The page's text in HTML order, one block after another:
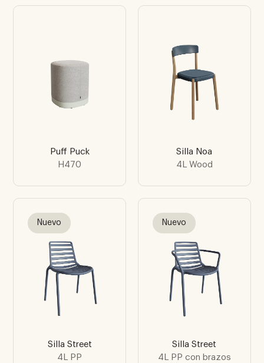
Puff Puck
H470
Silla Noa
4L Wood
Nuevo
Silla Street
4L PP
Nuevo
Silla Street
4L PP con brazos